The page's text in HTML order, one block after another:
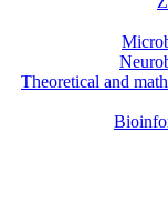
Theoretical and